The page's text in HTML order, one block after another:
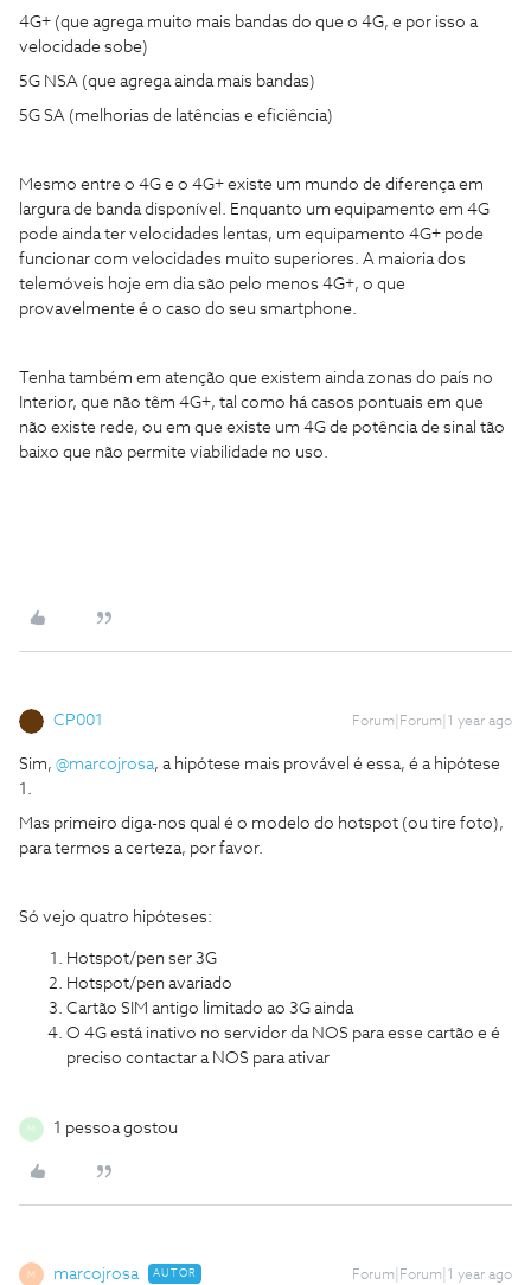
4G+ (que agrega muito mais bandas do que o 4G, e por isso a
velocidade sobe)
5G NSA (que agrega ainda mais bandas)
5G SA (melhorias de latências e eficiência)
Mesmo entre o 4G e o 4G+ existe um mundo de diferença em
largura de banda disponível. Enquanto um equipamento em 4G
pode ainda ter velocidades lentas, um equipamento 4G+ pode
funcionar com velocidades muito superiores. A maioria dos
telemóveis hoje em dia são pelo menos 4G+, o que
provavelmente é o caso do seu smartphone.
Tenha também em atenção que existem ainda zonas do país no
Interior, que não têm 4G+, tal como há casos pontuais em que
não existe rede, ou em que existe um 4G de potência de sinal tão
baixo que não permite viabilidade no uso.
CP001 Forum|Forum|1 year ago
Sim, @marcojrosa, a hipótese mais provável é essa, é a hipótese
1.
Mas primeiro diga-nos qual é o modelo do hotspot (ou tire foto),
para termos a certeza, por favor.
Só vejo quatro hipóteses:
Hotspot/pen ser 3G
Hotspot/pen avariado
Cartão SIM antigo limitado ao 3G ainda
O 4G está inativo no servidor da NOS para esse cartão e é
preciso contactar a NOS para ativar
M 1 pessoa gostou
M marcojrosa AUTOR Forum|Forum|1 year ago